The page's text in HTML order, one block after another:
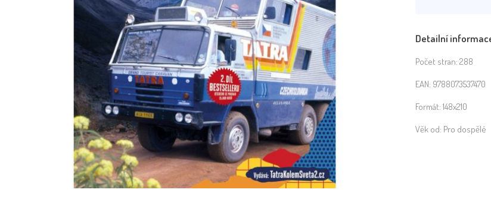
Detailní
Počet stran: 288
EAN: 9788073537470
Formát: 148x210
Věk od: Pro dospělé